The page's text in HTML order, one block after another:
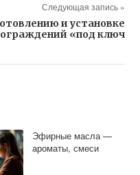
Следующая запись »
и установке
«под ключ
Эфирные масла —
ароматы, смеси